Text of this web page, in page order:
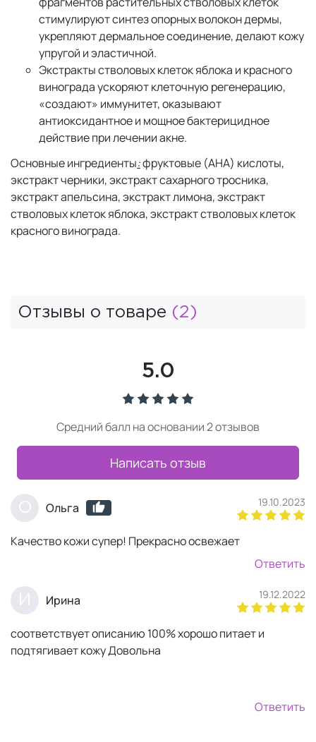
стимулируют синтез опорных волокон дермы,
укрепляют дермальное соединение, делают кожу
упругой и эластичной.
Экстракты стволовых клеток яблока и красного
винограда ускоряют клеточную регенерацию,
«создают» иммунитет, оказывают
антиоксидантное и мощное бактерицидное
действие при лечении акне.
Основные ингредиенты:фруктовые (AHA) кислоты,
экстракт черники, экстракт сахарного тросника,
экстракт апельсина, экстракт лимона, экстракт
стволовых клеток яблока, экстракт стволовых клеток
красного винограда.
Отзывы о товаре (2)
5.0
Средний балл на основании 2 отзывов
Написать отзыв
Ольга 19.10.2023
Качество кожи супер! Прекрасно освежает
Ответить
Ирина 19.12.2022
соответствует описанию 100% хорошо питает и
подтягивает кожу Довольна
Ответить